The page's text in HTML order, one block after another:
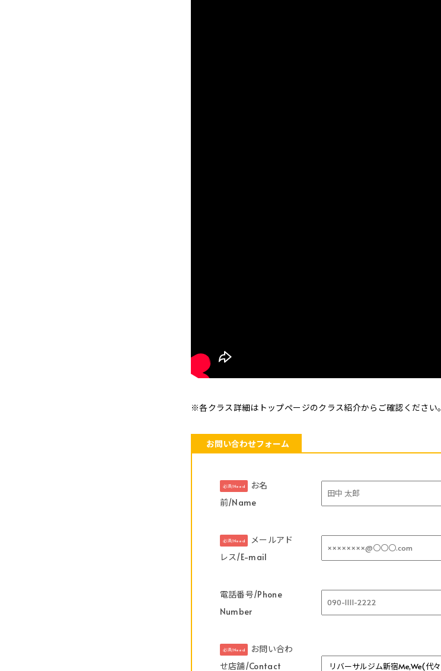
※各クラス詳細はトップページのクラス紹介からご確認ください。
お問い合わせフォーム
必須/Need
お名
前/Name
必須/Need
メールアド
レス/E-mail
電話番号/Phone
Number
必須/Need
お問い合わ
せ店舗/Contact